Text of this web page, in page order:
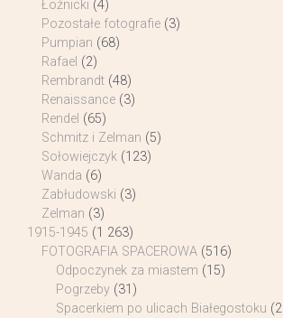
Łoźnicki (4)
Pozostałe fotografie (3)
Pumpian (68)
Rafael (2)
Rembrandt (48)
Renaissance (3)
Rendel (65)
Schmitz i Zelman (5)
Sołowiejczyk (123)
Wanda (6)
Zabłudowski (3)
Zelman (3)
1915-1945 (1 263)
FOTOGRAFIA SPACEROWA (516)
Odpoczynek za miastem (15)
Pogrzeby (31)
Spacerkiem po ulicach Białegostoku